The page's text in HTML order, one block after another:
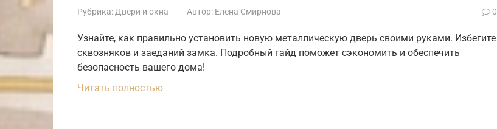
Рубрика: Двери и окна Автор: Елена Смирнова 0
Узнайте, как правильно установить новую металлическую дверь своими руками. Избегите
сквозняков и заеданий замка. Подробный гайд поможет сэкономить и обеспечить
безопасность вашего дома!
Читать полностью